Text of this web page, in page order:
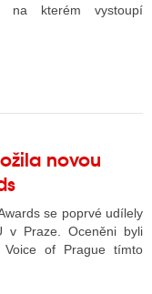
na kterém vystoupí
novou
se poprvé udílely
v Praze. Oceněni byli
Voice of Prague tímto